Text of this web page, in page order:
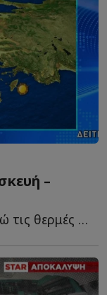
–
Η ηλιοφάνεια θα κυριαρχήσει, ενώ τις θερμές ώρες της η...